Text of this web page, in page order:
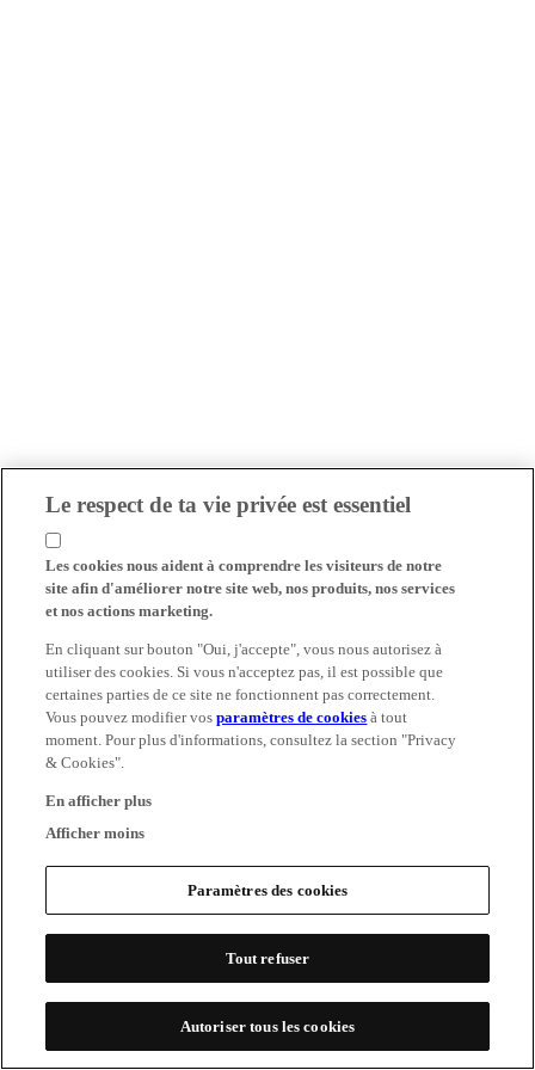
Le respect de ta vie privée est essentiel
Les cookies nous aident à comprendre les visiteurs de notre
site afin d'améliorer notre site web, nos produits, nos services
et nos actions marketing.
En cliquant sur bouton "Oui, j'accepte", vous nous autorisez à
utiliser des cookies. Si vous n'acceptez pas, il est possible que
certaines parties de ce site ne fonctionnent pas correctement.
Vous pouvez modifier vosparamètres de cookies à tout
moment. Pour plus d'informations, consultez la section "Privacy
& Cookies".
En afficher plus
Afficher moins
Paramètres des cookies
Tout refuser
Autoriser tous les cookies